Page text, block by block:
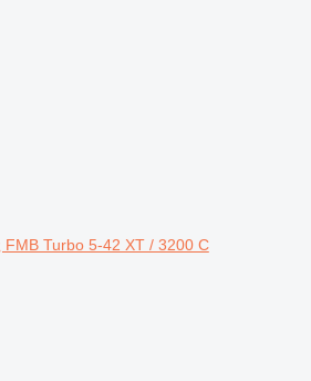
FMB Turbo 5-42 XT / 3200 C